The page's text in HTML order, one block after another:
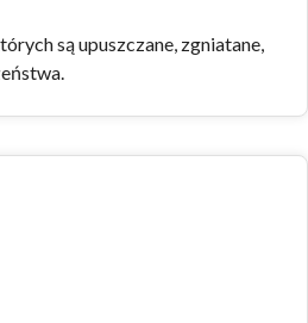
są upuszczane, zgniatane,